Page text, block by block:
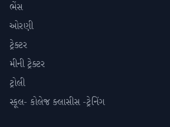
ભેંસ
ઓરણી
ટ્રેક્ટર
મીની ટ્રેક્ટર
ટ્રોલી
સ્કૂલ- કોલેજ ક્લાસીસ -ટ્રેનિંગ